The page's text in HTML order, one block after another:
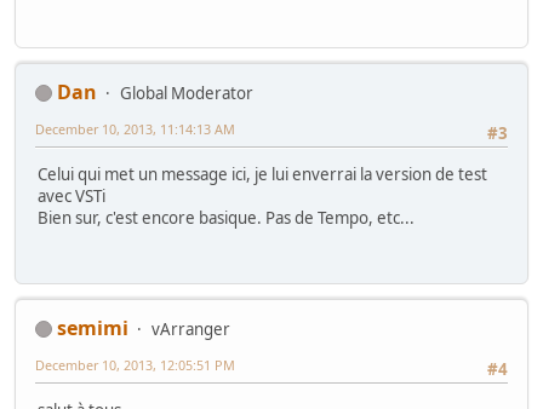
Dan
Global Moderator
#3
December 10, 2013, 11:14:13 AM
Celui qui met un message ici, je lui enverrai la version de test
avec VSTi
Bien sur, c'est encore basique. Pas de Tempo, etc...
semimi
vArranger
#4
December 10, 2013, 12:05:51 PM